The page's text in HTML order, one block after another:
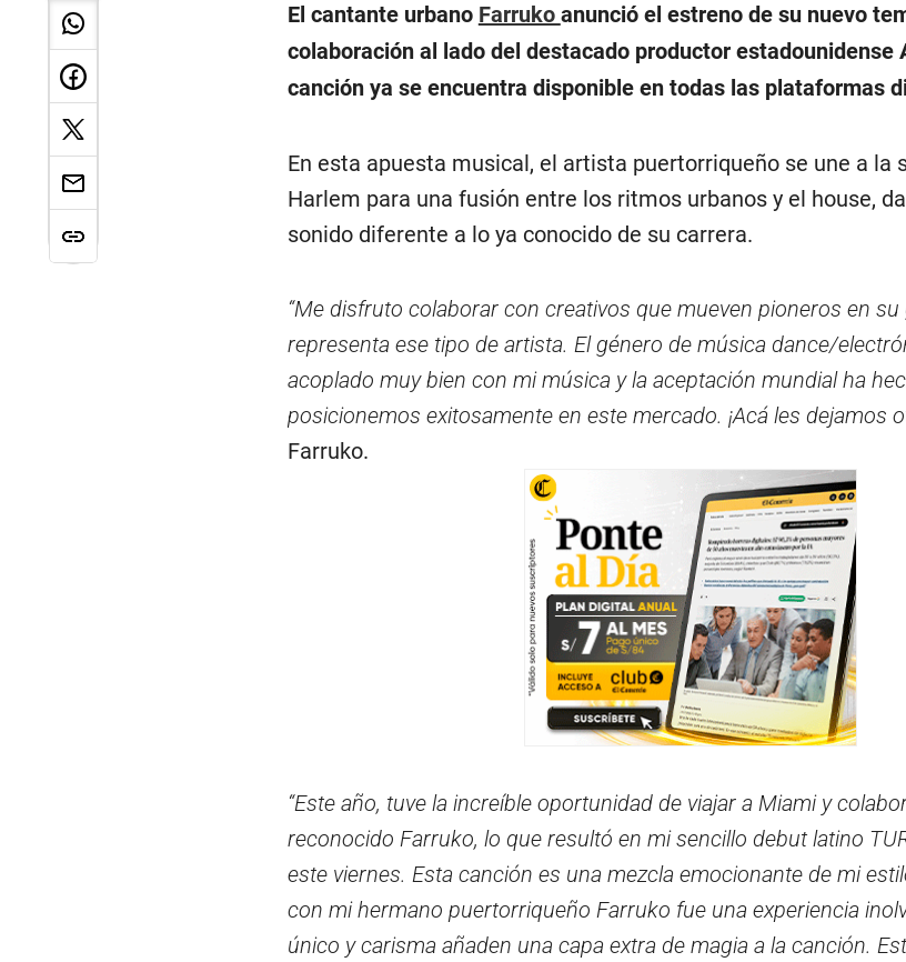
El cantante urbano Farruko anunció el estreno de su nuevo
colaboración al lado del destacado productor estadounidense
canción ya se encuentra disponible en todas las plataformas
En esta apuesta musical, el artista puertorriqueño se une a la
Harlem para una fusión entre los ritmos urbanos y el house,
sonido diferente a lo ya conocido de su carrera.
“Me disfruto colaborar con creativos que mueven pioneros en
representa ese tipo de artista. El género de música dance/
acoplado muy bien con mi música y la aceptación mundial ha
posicionemos exitosamente en este mercado. ¡Acá les dejamos
Farruko.
“Este año, tuve la increíble oportunidad de viajar a Miami y
reconocido Farruko, lo que resultó en mi sencillo debut latino
este viernes. Esta canción es una mezcla emocionante de mi
con mi hermano puertorriqueño Farruko fue una experiencia
único y carisma añaden una capa extra de magia a la canción.